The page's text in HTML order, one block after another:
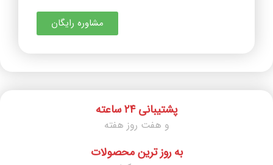
مشاوره رایگان
پشتیبانی ۲۴ ساعته
و هفت روز هفته
به روز ترین محصولات